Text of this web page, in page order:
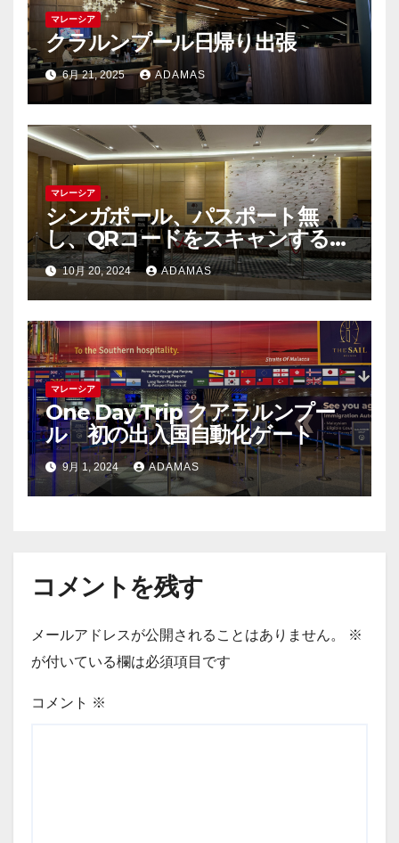
マレーシア
クラルンプール日帰り出張
6月 21, 2025 ADAMAS
マレーシア
シンガポール、パスポート無
し、QRコードをスキャンするだ
けで出国できました
10月 20, 2024 ADAMAS
マレーシア
One Day Trip クアラルンプー
ル 初の出入国自動化ゲート
9月 1, 2024 ADAMAS
コメントを残す
メールアドレスが公開されることはありません。
※
が付いている欄は必須項目です
コメント ※